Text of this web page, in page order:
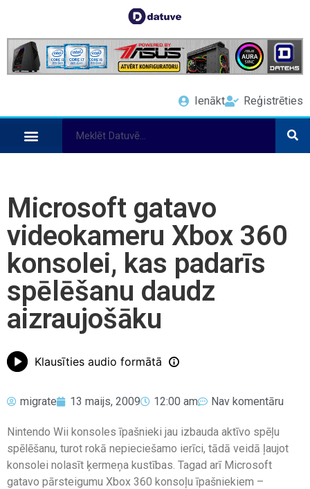
Ienākt Reģistrēties
Microsoft gatavo
videokameru Xbox 360
konsolei, kas padarīs
spēlēšanu daudz
aizraujošāku
Klausīties audio formātā
migrate 13 maijs, 2009 12:00 am Nav komentāru
Nintendo Wii konsoles īpašnieki jau izbauda aktīvo spēļu
spēlēšanu, turot rokā nepieciešamo ierīci, tādā veidā ļaujot
konsolei nolasīt ķermeņa kustības. Tagad arī Microsoft
gatavo pārsteigumu Xbox 360 konsoļu īpašniekiem –